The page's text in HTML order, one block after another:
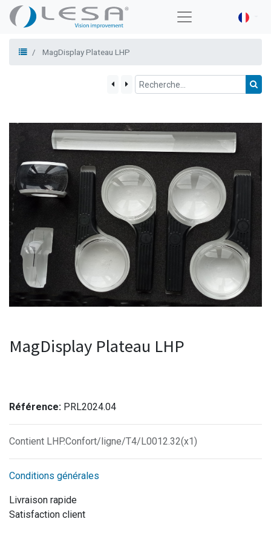
MagDisplay Plateau LHP
MagDisplay Plateau LHP
Référence: PRL2024.04
Contient LHP.Confort/ligne/T4/L0012.32(x1)
Conditions générales
Livraison rapide
Satisfaction client